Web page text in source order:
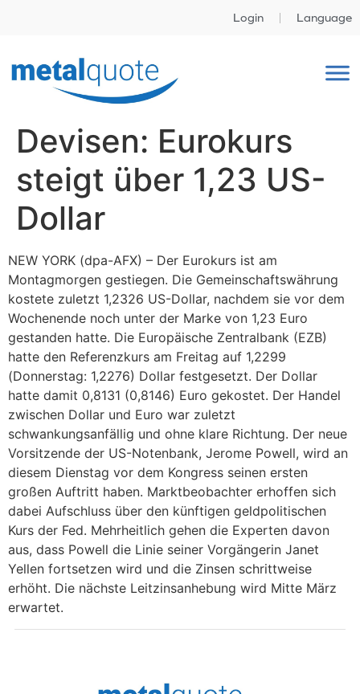
Login Language
Devisen: Eurokurs
steigt über 1,23 US-
Dollar
NEW YORK (dpa-AFX) – Der Eurokurs ist am
Montagmorgen gestiegen. Die Gemeinschaftswährung
kostete zuletzt 1,2326 US-Dollar, nachdem sie vor dem
Wochenende noch unter der Marke von 1,23 Euro
gestanden hatte. Die Europäische Zentralbank (EZB)
hatte den Referenzkurs am Freitag auf 1,2299
(Donnerstag: 1,2276) Dollar festgesetzt. Der Dollar
hatte damit 0,8131 (0,8146) Euro gekostet. Der Handel
zwischen Dollar und Euro war zuletzt
schwankungsanfällig und ohne klare Richtung. Der neue
Vorsitzende der US-Notenbank, Jerome Powell, wird an
diesem Dienstag vor dem Kongress seinen ersten
großen Auftritt haben. Marktbeobachter erhoffen sich
dabei Aufschluss über den künftigen geldpolitischen
Kurs der Fed. Mehrheitlich gehen die Experten davon
aus, dass Powell die Linie seiner Vorgängerin Janet
Yellen fortsetzen wird und die Zinsen schrittweise
erhöht. Die nächste Leitzinsanhebung wird Mitte März
erwartet.